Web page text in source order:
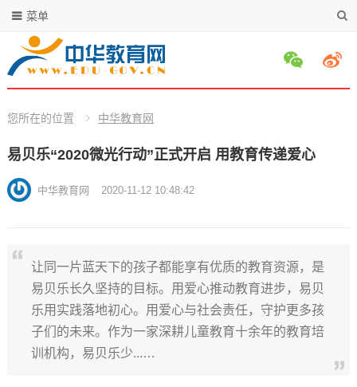
菜单
您所在的位置 中华教育网
易贝乐“2020微光行动”正式开启 用教育传递爱心
中华教育网 2020-11-12 10:48:42
让同一片蓝天下的孩子都能享有优质的教育资源，是
易贝乐长久坚持的目标。用爱心推动教育进步，易贝
乐用实践落地初心。用爱心与社会责任，守护更多孩
子们的未来。作为一家深耕儿童教育十余年的教育培
训机构，易贝乐少...…